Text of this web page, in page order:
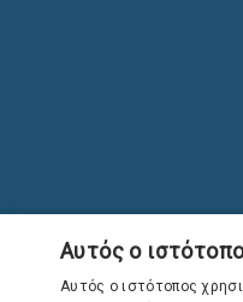
Αυτός ο
Αυτός ο ιστότοπος